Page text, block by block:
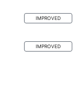
IMPROVED
IMPROVED